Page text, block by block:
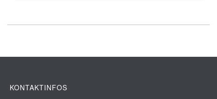
KONTAKTINFOS